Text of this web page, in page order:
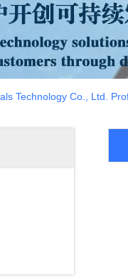
Technology Co., Ltd.